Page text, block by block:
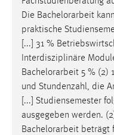
Die Bachelorarbeit
praktische
[...] 31 %
Interdisziplinäre
Bachelorarbeit 5 % (2)
und Stundenzahl, die
[...] Studiensemester
ausgegeben werden.
Bachelorarbeit beträgt